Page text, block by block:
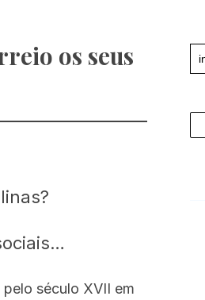
os seus
século XVII em